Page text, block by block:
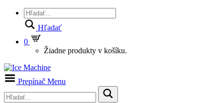
Hľadať
0
Žiadne produkty v košíku.
Prepínač Menu